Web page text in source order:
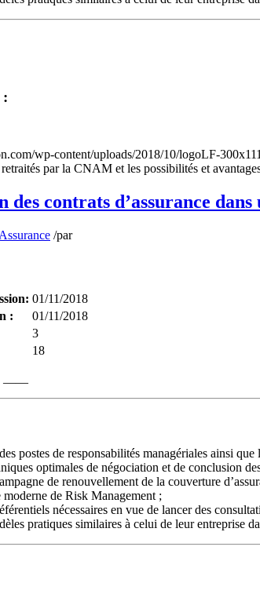
:
wp-content/uploads/2018/10/logoLF-
par la CNAM et les possibilités et
des contrats d’assurance
Assurance /par
01/11/2018
:
01/11/2018
3
18
——
postes de responsabilités managériales ainsi
optimales de négociation et de conclusion
de renouvellement de la couverture
moderne de Risk Management ;
nécessaires en vue de lancer des
pratiques similaires à celui de leur entreprise